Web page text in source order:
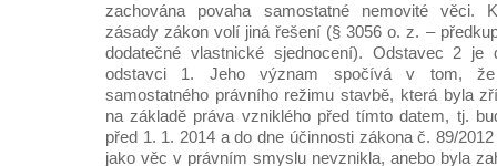
zachována povaha samostatné nemovité věci.
zásady zákon volí jiná řešení (§ 3056 o. z. –
dodatečné vlastnické sjednocení). Odstavec 2 je
odstavci 1. Jeho význam spočívá v tom, že
samostatného právního režimu stavbě, která byla
na základě práva vzniklého před tímto datem, tj.
před 1. 1. 2014 a do dne účinnosti zákona č. 89/
jako věc v právním smyslu nevznikla, anebo byla